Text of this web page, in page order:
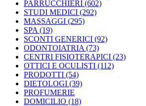
PARRUCCHIERI (602)
STUDI MEDICI (292)
MASSAGGI (295)
SPA (19)
SCONTI GENERICI (92)
ODONTOIATRIA (73)
CENTRI FISIOTERAPICI (23)
OTTICI E OCULISTI (112)
PRODOTTI (54)
DIETOLOGI (39)
PROFUMERIE
DOMICILIO (18)